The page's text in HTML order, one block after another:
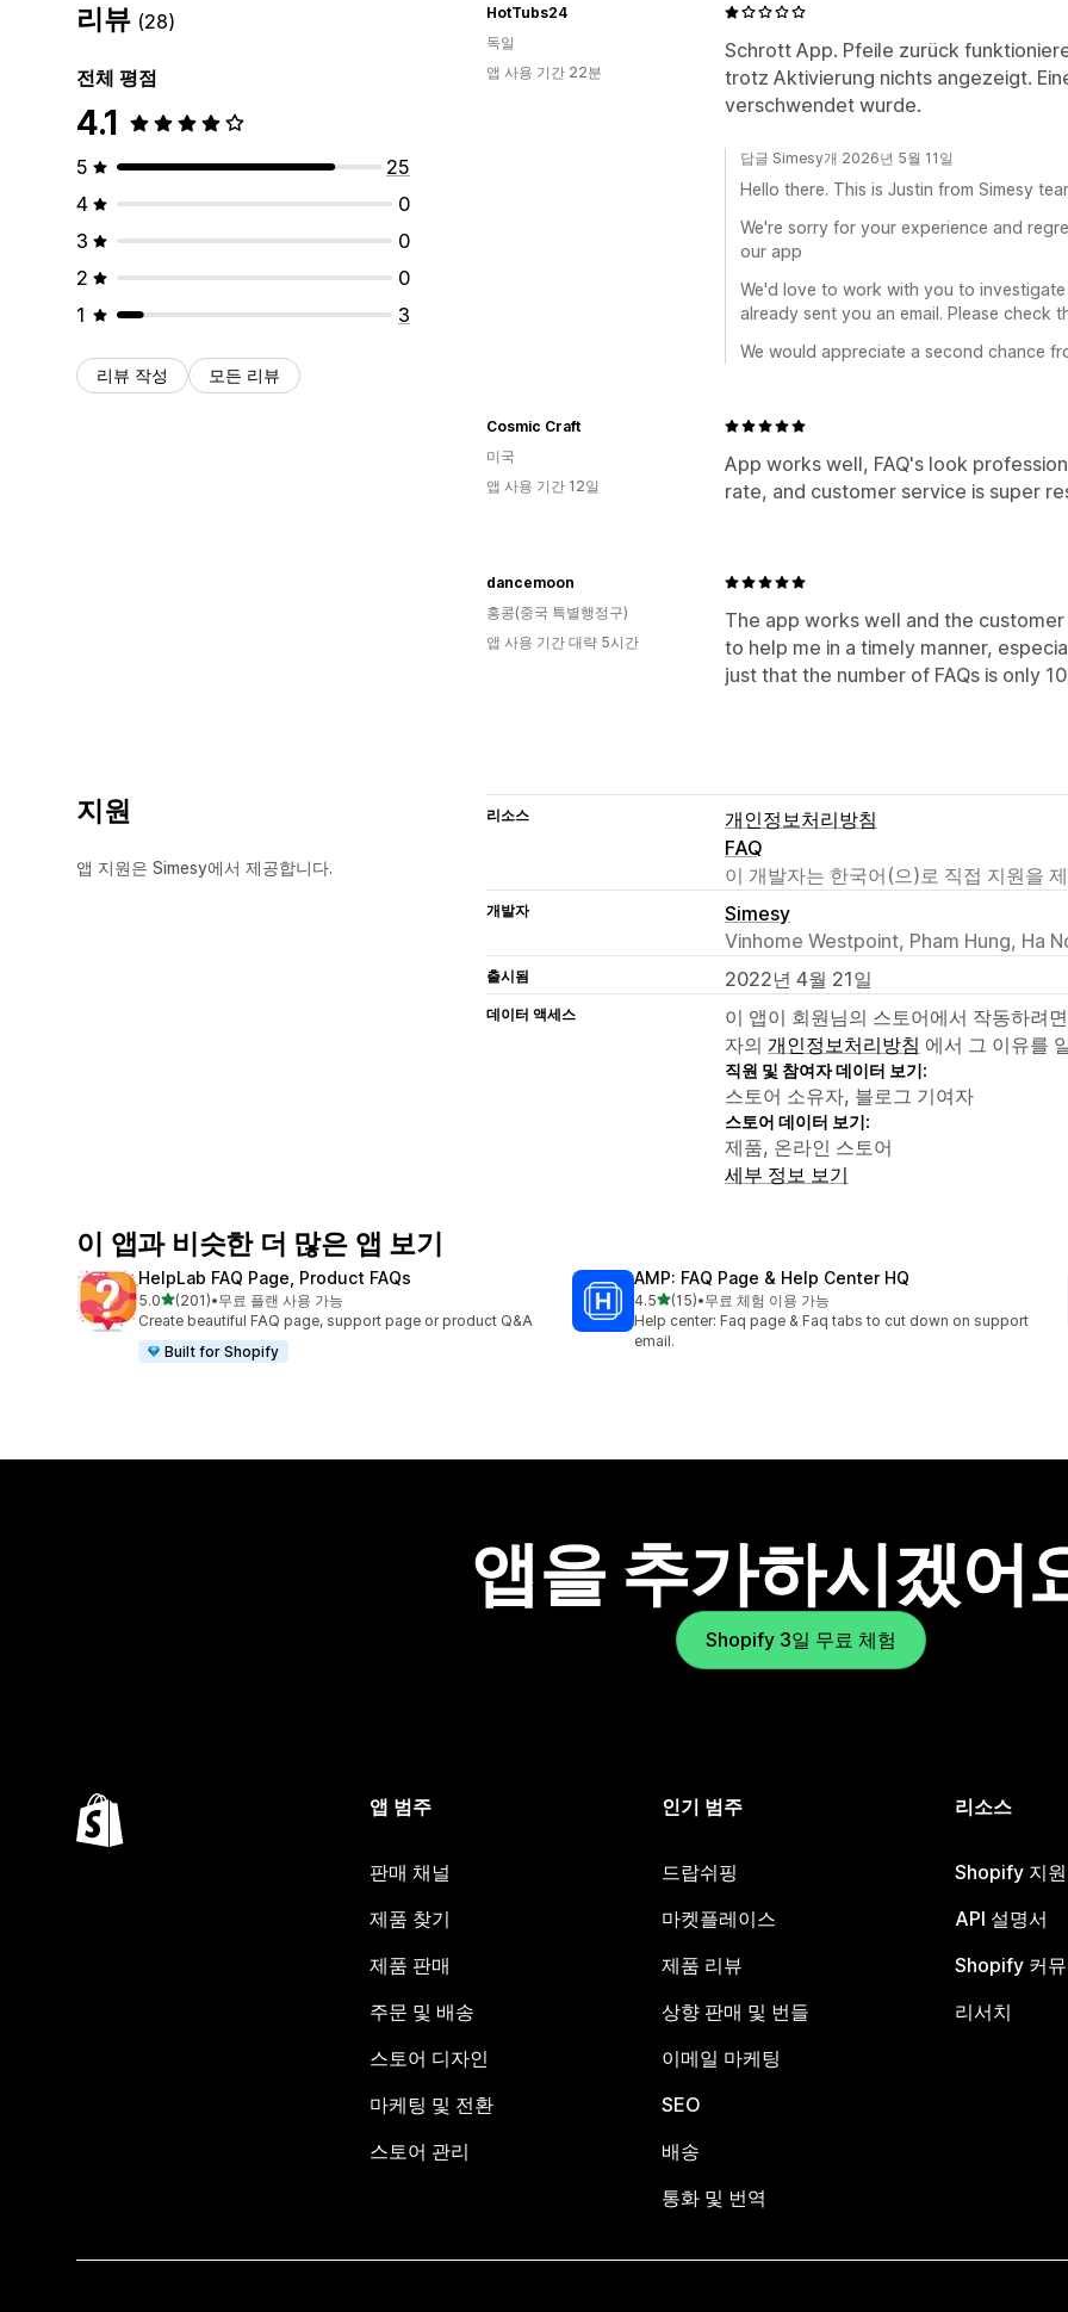
리뷰 (28)
전체 평점
4.1
5
25
4
0
3
0
2
0
1
3
리뷰 작성 모든 리뷰
Schrott App. Pfeile zurück
trotz Aktivierung nichts angezeigt.
verschwendet wurde.
HotTubs24
독일
앱 사용 기간 22분
답글 Simesy개 2026년 5월 11일
Hello there. This is Justin from Simesy
We're sorry for your experience and
our app
We'd love to work with you to
already sent you an email. Please check
We would appreciate a second chance
App works well, FAQ's look
rate, and customer service is super
Cosmic Craft
미국
앱 사용 기간 12일
The app works well and the
to help me in a timely manner,
just that the number of FAQs is only
dancemoon
홍콩(중국 특별행정구)
앱 사용 기간 대략 5시간
지원
앱 지원은 Simesy에서 제공합니다.
리소스
개인정보처리방침
FAQ
이 개발자는 한국어(으)로 직접 지원을
개발자
Simesy
Vinhome Westpoint, Pham Hung, Ha
출시됨 2022년 4월 21일
데이터 액세스
이 앱이 회원님의 스토어에서 작동하려
자의 개인정보처리방침 에서 그 이유를
직원 및 참여자 데이터 보기:
스토어 소유자, 블로그 기여자
스토어 데이터 보기:
제품, 온라인 스토어
세부 정보 보기
이 앱과 비슷한 더 많은 앱 보기
HelpLab FAQ Page, Product FAQs
5.0별 5개 중
(201)
총 리뷰 201개
•무료 플랜 사용 가능
Create beautiful FAQ page, support page or product Q&A
Built for Shopify
AMP: FAQ Page & Help Center HQ
4.5별 5개 중
(15)
총 리뷰 15개
•무료 체험 이용 가능
Help center: Faq page & Faq tabs to cut down on support
email.
앱을 추가하시겠어
Shopify 3일 무료 체험
앱 범주
판매 채널
제품 찾기
제품 판매
주문 및 배송
스토어 디자인
마케팅 및 전환
스토어 관리
인기 범주
드랍쉬핑
마켓플레이스
제품 리뷰
상향 판매 및 번들
이메일 마케팅
SEO
배송
통화 및 번역
리소스
Shopify 지원
API 설명서
Shopify 커
리서치